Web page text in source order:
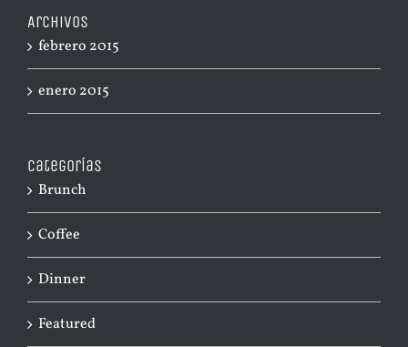
Archivos
febrero 2015
enero 2015
Categorías
Brunch
Coffee
Dinner
Featured